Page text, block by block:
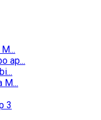
ap...
M...
3